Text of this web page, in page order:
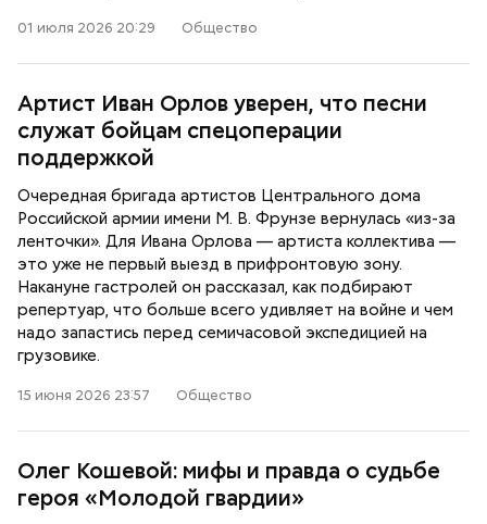
01 июля 2026 20:29 Общество
Артист Иван Орлов уверен, что песни
служат бойцам спецоперации
поддержкой
Очередная бригада артистов Центрального дома
Российской армии имени М. В. Фрунзе вернулась «из-за
ленточки». Для Ивана Орлова — артиста коллектива —
это уже не первый выезд в прифронтовую зону.
Накануне гастролей он рассказал, как подбирают
репертуар, что больше всего удивляет на войне и чем
надо запастись перед семичасовой экспедицией на
грузовике.
15 июня 2026 23:57 Общество
Олег Кошевой: мифы и правда о судьбе
героя «Молодой гвардии»